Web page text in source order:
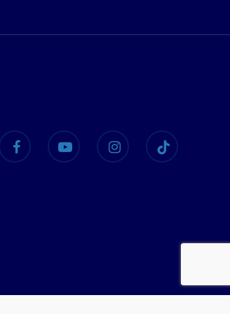
facebook youtube instagram tiktok